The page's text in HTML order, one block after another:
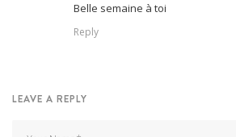
Belle semaine à toi
Reply
LEAVE A REPLY